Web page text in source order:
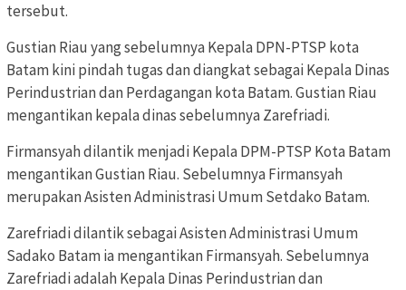
tersebut.
Gustian Riau yang sebelumnya Kepala DPN-PTSP kota
Batam kini pindah tugas dan diangkat sebagai Kepala Dinas
Perindustrian dan Perdagangan kota Batam. Gustian Riau
mengantikan kepala dinas sebelumnya Zarefriadi.
Firmansyah dilantik menjadi Kepala DPM-PTSP Kota Batam
mengantikan Gustian Riau. Sebelumnya Firmansyah
merupakan Asisten Administrasi Umum Setdako Batam.
Zarefriadi dilantik sebagai Asisten Administrasi Umum
Sadako Batam ia mengantikan Firmansyah. Sebelumnya
Zarefriadi adalah Kepala Dinas Perindustrian dan